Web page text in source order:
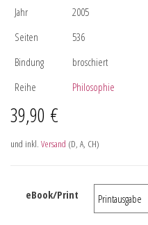
Jahr
2005
Seiten
536
Bindung
broschiert
Reihe
Philosophie
39,90 €
und inkl. Versand (D, A, CH)
eBook/Print